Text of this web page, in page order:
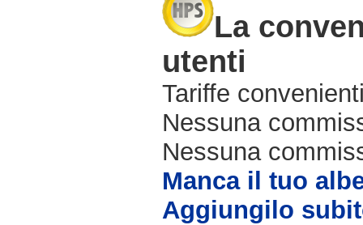
La
utenti
Tariffe
Nessuna
Nessuna
Manca il tuo
Aggiungilo